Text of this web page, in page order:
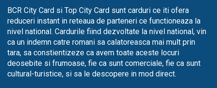
BCR City Card si Top City Card sunt carduri ce iti ofera
reduceri instant in reteaua de parteneri ce functioneaza la
nivel national. Cardurile fiind dezvoltate la nivel national, vin
ca un indemn catre romani sa calatoreasca mai mult prin
tara, sa constientizeze ca avem toate aceste locuri
deosebite si frumoase, fie ca sunt comerciale, fie ca sunt
cultural-turistice, si sa le descopere in mod direct.